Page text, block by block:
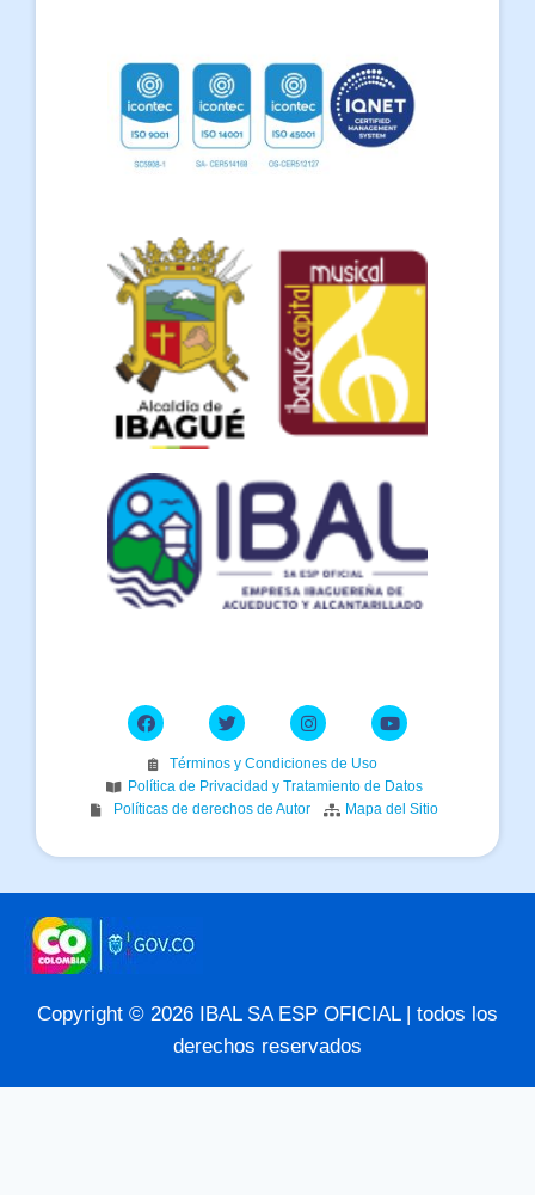
Términos y Condiciones de Uso
Política de Privacidad y Tratamiento de Datos
Políticas de derechos de Autor
Mapa del Sitio
Copyright © 2026 IBAL SA ESP OFICIAL | todos los
derechos reservados